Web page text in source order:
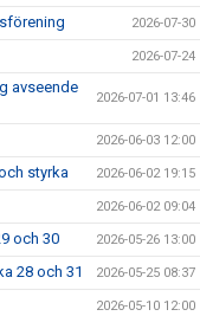
2026-07-30
2026-07-24
avseende
2026-07-01 13:46
2026-06-03 12:00
styrka 2026-06-02 19:15
2026-06-02 09:04
och 30 2026-05-26 13:00
28 och 31 2026-05-25 08:37
2026-05-10 12:00